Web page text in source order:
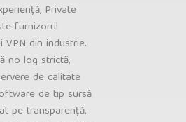
Private
furnizorul
VPN din industrie.
no log strictă,
de calitate
de tip sursă
pe transparență,